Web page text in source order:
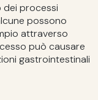
processi
possono
attraverso
può causare
gastrointestinali